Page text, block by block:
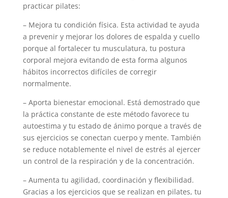
practicar pilates:
– Mejora tu condición física. Esta actividad te ayuda
a prevenir y mejorar los dolores de espalda y cuello
porque al fortalecer tu musculatura, tu postura
corporal mejora evitando de esta forma algunos
hábitos incorrectos difíciles de corregir
normalmente.
– Aporta bienestar emocional. Está demostrado que
la práctica constante de este método favorece tu
autoestima y tu estado de ánimo porque a través de
sus ejercicios se conectan cuerpo y mente. También
se reduce notablemente el nivel de estrés al ejercer
un control de la respiración y de la concentración.
– Aumenta tu agilidad, coordinación y flexibilidad.
Gracias a los ejercicios que se realizan en pilates, tu